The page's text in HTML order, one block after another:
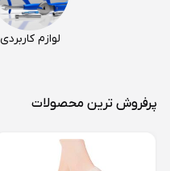
لوازم کاربردی
پرفروش ترین محصولات